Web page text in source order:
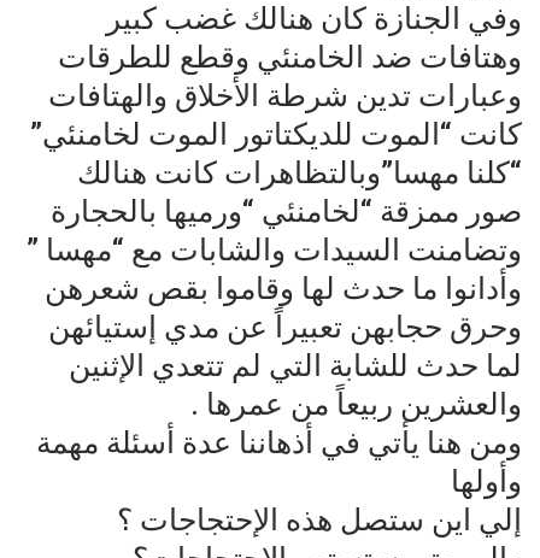
وفي الجنازة كان هنالك غضب كبير
وهتافات ضد الخامنئي وقطع للطرقات
وعبارات تدين شرطة الأخلاق والهتافات
كانت “الموت للديكتاتور الموت لخامنئي”
“كلنا مهسا”وبالتظاهرات كانت هنالك
صور ممزقة “لخامنئي “ورميها بالحجارة
وتضامنت السيدات والشابات مع “مهسا ”
وأدانوا ما حدث لها وقاموا بقص شعرهن
وحرق حجابهن تعبيراً عن مدي إستيائهن
لما حدث للشابة التي لم تتعدي الإثنين
والعشرين ربيعاً من عمرها .
ومن هنا يأتي في أذهاننا عدة أسئلة مهمة
وأولها
إلي اين ستصل هذه الإحتجاجات ؟